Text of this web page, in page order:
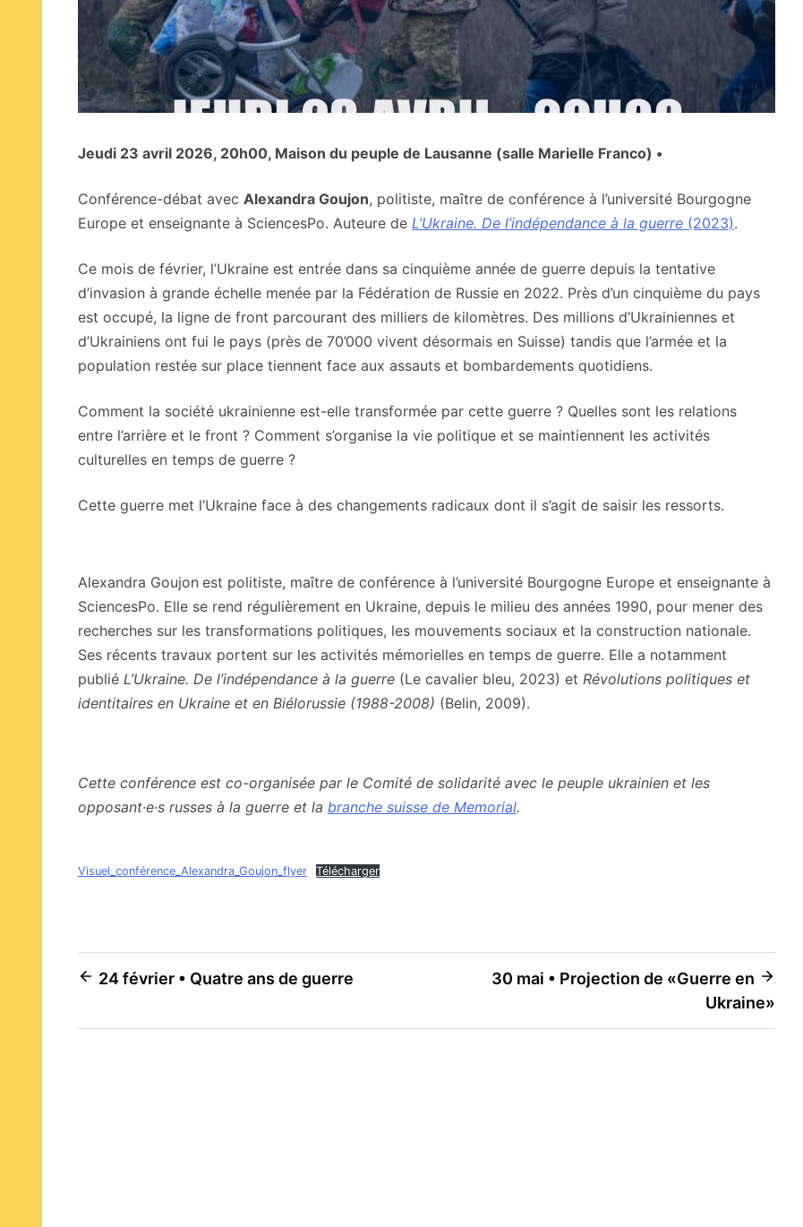
Jeudi 23 avril 2026, 20h00, Maison du peuple de Lausanne (salle Marielle Franco) •
Conférence-débat avec Alexandra Goujon, politiste, maître de conférence à l’université Bourgogne
Europe et enseignante à SciencesPo. Auteure de L’Ukraine. De l’indépendance à la guerre (2023).
Ce mois de février, l’Ukraine est entrée dans sa cinquième année de guerre depuis la tentative
d’invasion à grande échelle menée par la Fédération de Russie en 2022. Près d’un cinquième du pays
est occupé, la ligne de front parcourant des milliers de kilomètres. Des millions d’Ukrainiennes et
d’Ukrainiens ont fui le pays (près de 70’000 vivent désormais en Suisse) tandis que l’armée et la
population restée sur place tiennent face aux assauts et bombardements quotidiens.
Comment la société ukrainienne est-elle transformée par cette guerre ? Quelles sont les relations
entre l’arrière et le front ? Comment s’organise la vie politique et se maintiennent les activités
culturelles en temps de guerre ?
Cette guerre met l’Ukraine face à des changements radicaux dont il s’agit de saisir les ressorts.
Alexandra Goujon est politiste, maître de conférence à l’université Bourgogne Europe et enseignante à
SciencesPo. Elle se rend régulièrement en Ukraine, depuis le milieu des années 1990, pour mener des
recherches sur les transformations politiques, les mouvements sociaux et la construction nationale.
Ses récents travaux portent sur les activités mémorielles en temps de guerre. Elle a notamment
publié L’Ukraine. De l’indépendance à la guerre (Le cavalier bleu, 2023) et Révolutions politiques et
identitaires en Ukraine et en Biélorussie (1988-2008) (Belin, 2009).
Cette conférence est co-organisée par le Comité de solidarité avec le peuple ukrainien et les
opposant·e·s russes à la guerre et la branche suisse de Memorial.
Visuel_conférence_Alexandra_Goujon_flyer Télécharger
Navigation
24 février • Quatre ans de guerre
30 mai • Projection de «Guerre en
Ukraine»